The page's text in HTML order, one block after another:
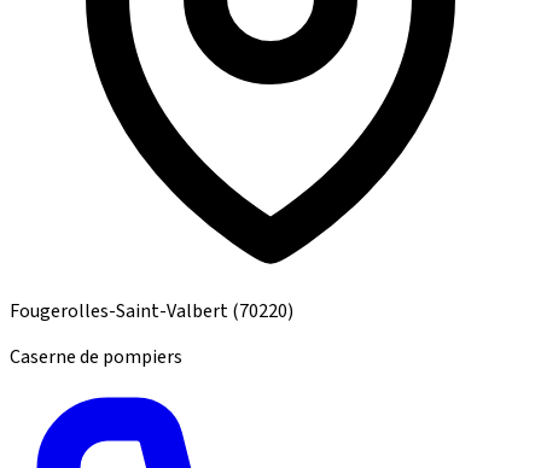
Fougerolles-Saint-Valbert(70220)
Caserne de pompiers